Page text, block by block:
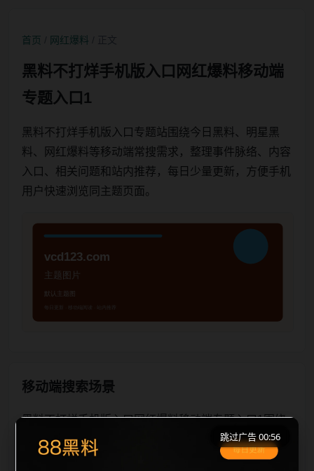
首页 网红爆料
黑料不打烊手机版入口网红爆料移动端
专题入口1
黑料不打烊手机版入口专题站围绕今日黑料、明星黑
料、网红爆料等移动端常搜需求，整理事件脉络、内容
入口、相关问题和站内推荐，每日少量更新，方便手机
用户快速浏览同主题页面。
移动端搜索场景
黑料不打烊手机版入口网红爆料移动端专题入口1围绕
黑料不打烊手机版入口和网红爆料展开，适合移动端用
户在短时间内理解页面主题、入口路径和延伸阅读方
跳过广告 00:55